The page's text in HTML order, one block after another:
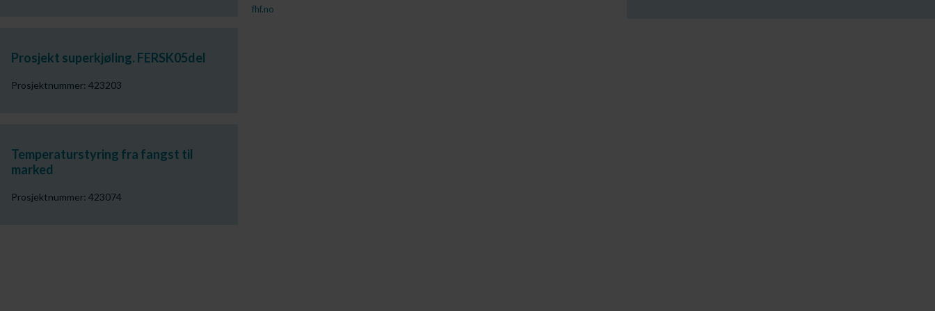
Prosjekt superkjøling. FERSK05del
Prosjektnummer: 423203
Temperaturstyring fra fangst til
marked
Prosjektnummer: 423074
fhf.no